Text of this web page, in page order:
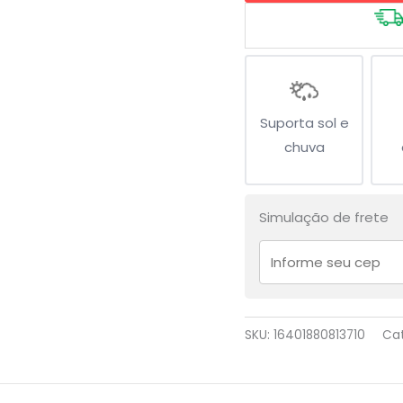
quantidade
Suporta sol e
chuva
Simulação de frete
SKU: 16401880813710